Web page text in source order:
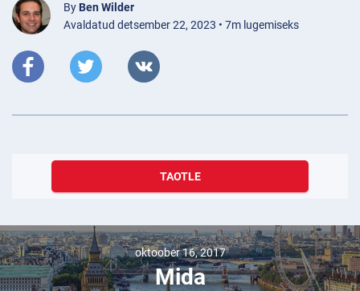
By Ben Wilder
Avaldatud detsember 22, 2023 • 7m lugemiseks
TAOTLE
oktoober 16, 2017
Mida